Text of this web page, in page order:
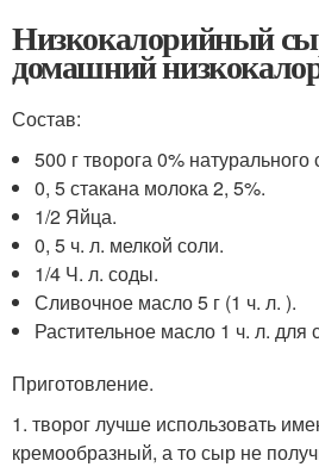
Низкокалорийный
домашний
Состав:
500 г творога 0% натурального
0, 5 стакана молока 2, 5%.
1/2 Яйца.
0, 5 ч. л. мелкой соли.
1/4 Ч. л. соды.
Сливочное масло 5 г (1 ч. л. ).
Растительное масло 1 ч. л.
Приготовление.
1. творог лучше использовать
кремообразный, а то сыр не